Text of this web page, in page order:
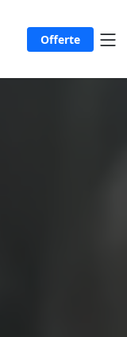
Offerte